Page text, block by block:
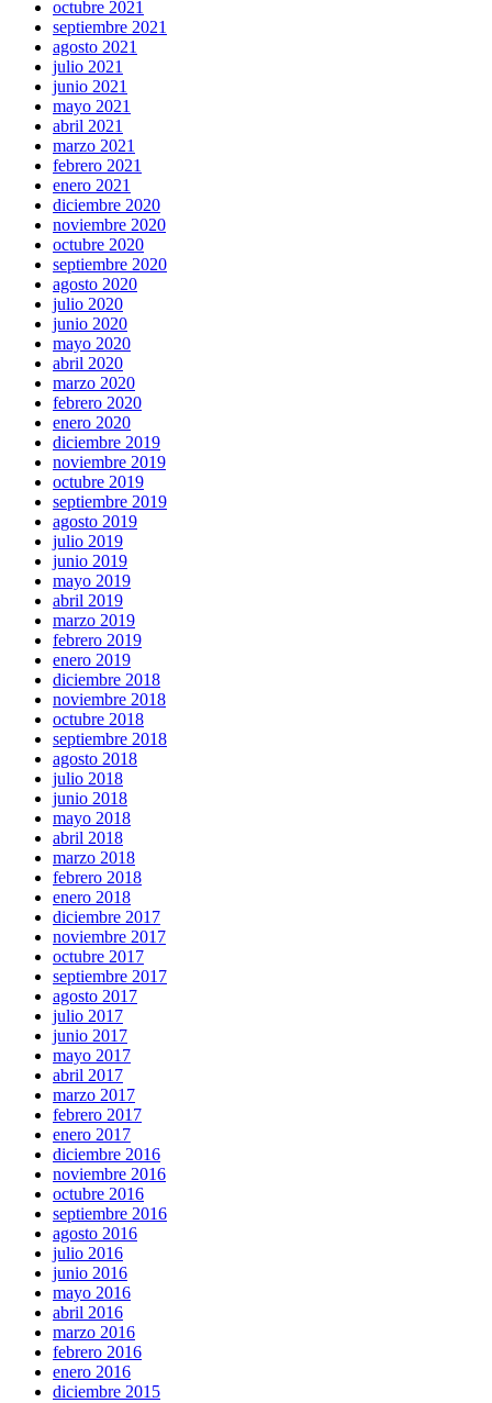
octubre 2021
septiembre 2021
agosto 2021
julio 2021
junio 2021
mayo 2021
abril 2021
marzo 2021
febrero 2021
enero 2021
diciembre 2020
noviembre 2020
octubre 2020
septiembre 2020
agosto 2020
julio 2020
junio 2020
mayo 2020
abril 2020
marzo 2020
febrero 2020
enero 2020
diciembre 2019
noviembre 2019
octubre 2019
septiembre 2019
agosto 2019
julio 2019
junio 2019
mayo 2019
abril 2019
marzo 2019
febrero 2019
enero 2019
diciembre 2018
noviembre 2018
octubre 2018
septiembre 2018
agosto 2018
julio 2018
junio 2018
mayo 2018
abril 2018
marzo 2018
febrero 2018
enero 2018
diciembre 2017
noviembre 2017
octubre 2017
septiembre 2017
agosto 2017
julio 2017
junio 2017
mayo 2017
abril 2017
marzo 2017
febrero 2017
enero 2017
diciembre 2016
noviembre 2016
octubre 2016
septiembre 2016
agosto 2016
julio 2016
junio 2016
mayo 2016
abril 2016
marzo 2016
febrero 2016
enero 2016
diciembre 2015